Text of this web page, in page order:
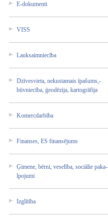
E-do­kume­nti
VISS
Lauk­saim­niec­ība
Dzīv­esvi­eta,­ neku­stam­ais īpaš­ums,­
būvn­iecī­ba, ģeod­ēzij­a, kart­ogrā­fija­
Kome­rcda­rbīb­a
Fina­nses­, ES fina­nsēj­ums
Ģime­ne, bērn­i, vese­lība­, soci­ālie­ paka­
lpoj­umi
Izgl­ītīb­a